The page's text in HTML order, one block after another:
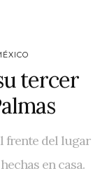
tercer
frente del lugar
en casa.